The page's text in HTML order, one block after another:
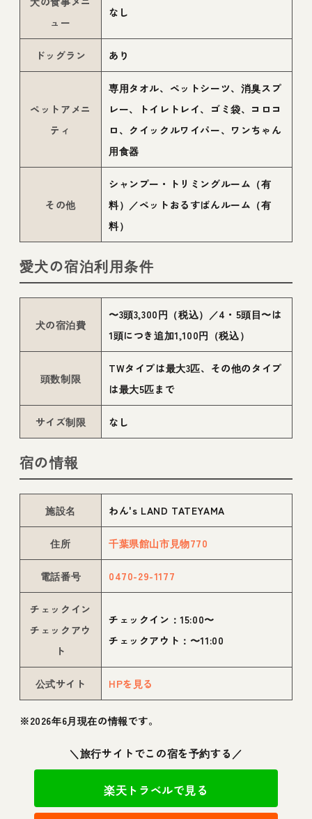
ュー
なし
ドッグラン あり
ペットアメニ
ティ
専用タオル、ペットシーツ、消臭スプ
レー、トイレトレイ、ゴミ袋、コロコ
ロ、クイックルワイパー、ワンちゃん
用食器
その他
シャンプー・トリミングルーム（有
料）／ペットおるすばんルーム（有
料）
愛犬の宿泊利用条件
犬の宿泊費
〜3頭3,300円（税込）／4・5頭目〜は
1頭につき追加1,100円（税込）
頭数制限
TWタイプは最大3匹、その他のタイプ
は最大5匹まで
サイズ制限 なし
宿の情報
施設名 わん's LAND TATEYAMA
住所 千葉県館山市見物770
電話番号 0470-29-1177
チェックイン
チェックアウ
ト
チェックイン：15:00〜
チェックアウト：〜11:00
公式サイト HPを見る
※2026年6月現在の情報です。
＼旅行サイトでこの宿を予約する／
楽天トラベルで見る